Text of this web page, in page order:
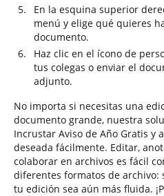
En la esquina superior
menú y elige qué quieres
documento.
Haz clic en el ícono de
tus colegas o enviar el
adjunto.
No importa si necesitas una
documento grande, nuestra
Incrustar Aviso de Año Gratis y
deseada fácilmente. Editar,
colaborar en archivos es fácil
diferentes formatos de archivo:
tu edición sea aún más fluida.